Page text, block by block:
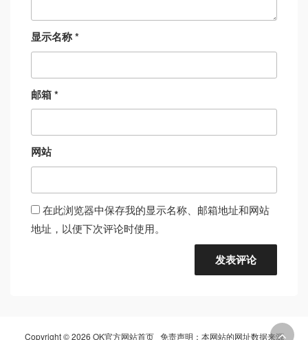
显示名称*
邮箱*
网站
在此浏览器中保存我的显示名称、邮箱地址和网站
地址，以便下次评论时使用。
Copyright © 2026 OK官方网站首页 免责声明：本网站的网址数据来源